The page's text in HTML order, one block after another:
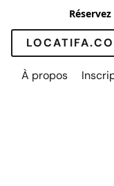
À propos